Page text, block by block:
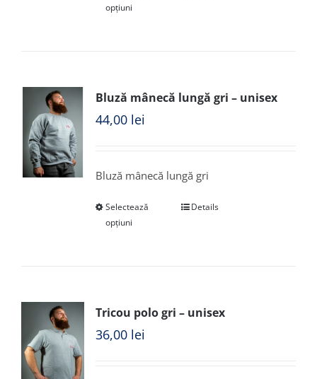
opțiuni
Bluză mânecă lungă gri – unisex
44,00 lei
Bluză mânecă lungă gri
Selectează
opțiuni
Details
Tricou polo gri – unisex
36,00 lei